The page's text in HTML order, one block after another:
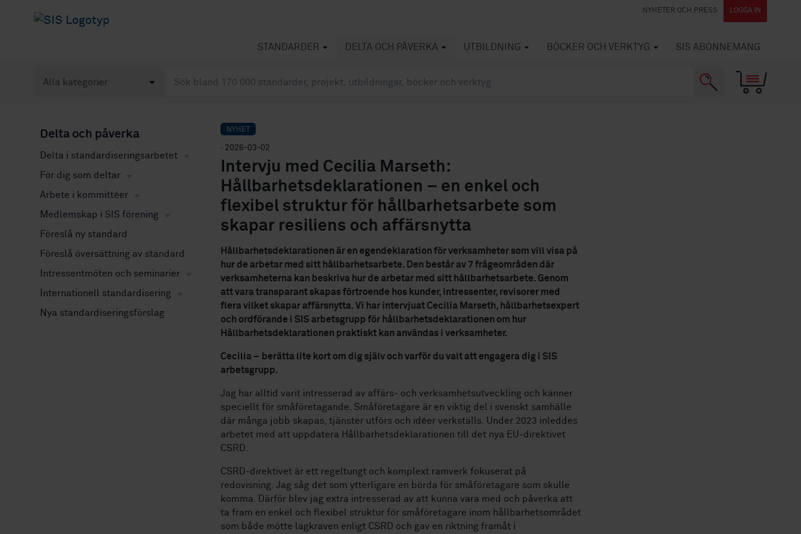
NYHETER OCH PRESS LOGGA IN
STANDARDER DELTA OCH PÅVERKA UTBILDNING BÖCKER OCH VERKTYG SIS ABONNEMANG
Delta och påverka
Delta i standardiseringsarbetet
För dig som deltar
Arbete i kommittéer
Medlemskap i SIS förening
Föreslå ny standard
Föreslå översättning av standard
Intressentmöten och seminarier
Internationell standardisering
Nya standardiseringsförslag
NYHET
· 2026-03-02
Intervju med Cecilia Marseth:
Hållbarhetsdeklarationen – en enkel och
flexibel struktur för hållbarhetsarbete som
skapar resiliens och affärsnytta
Hållbarhetsdeklarationen är en egendeklaration för verksamheter som vill visa på
hur de arbetar med sitt hållbarhetsarbete. Den består av 7 frågeområden där
verksamheterna kan beskriva hur de arbetar med sitt hållbarhetsarbete. Genom
att vara transparant skapas förtroende hos kunder, intressenter, revisorer med
flera vilket skapar affärsnytta. Vi har intervjuat Cecilia Marseth, hållbarhetsexpert
och ordförande i SIS arbetsgrupp för hållbarhetsdeklarationen om hur
Hållbarhetsdeklarationen praktiskt kan användas i verksamheter.
Cecilia – berätta lite kort om dig själv och varför du valt att engagera dig i SIS
arbetsgrupp.
Jag har alltid varit intresserad av affärs- och verksamhetsutveckling och känner
speciellt för småföretagande. Småföretagare är en viktig del i svenskt samhälle
där många jobb skapas, tjänster utförs och idéer verkställs. Under 2023 inleddes
arbetet med att uppdatera Hållbarhetsdeklarationen till det nya EU-direktivet
CSRD.
CSRD-direktivet är ett regeltungt och komplext ramverk fokuserat på
redovisning. Jag såg det som ytterligare en börda för småföretagare som skulle
komma. Därför blev jag extra intresserad av att kunna vara med och påverka att
ta fram en enkel och flexibel struktur för småföretagare inom hållbarhetsområdet
som både mötte lagkraven enligt CSRD och gav en riktning framåt i